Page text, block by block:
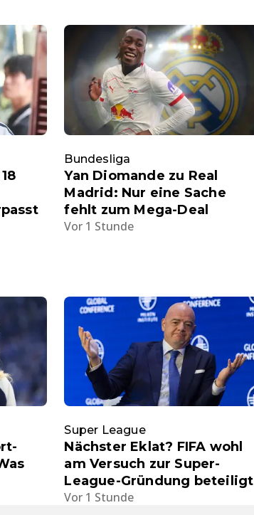
Bundesliga
Yan Diomande zu Real
Madrid: Nur eine Sache
fehlt zum Mega-Deal
Vor 1 Stunde
Super League
Nächster Eklat? FIFA wohl
am Versuch zur Super-
League-Gründung beteiligt
Vor 1 Stunde